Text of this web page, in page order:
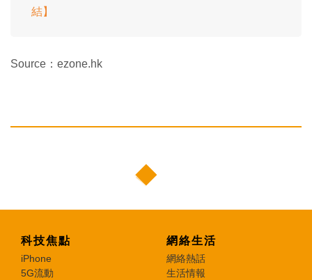
結】
Source：ezone.hk
科技焦點
iPhone
5G流動
網絡生活
網絡熱話
生活情報